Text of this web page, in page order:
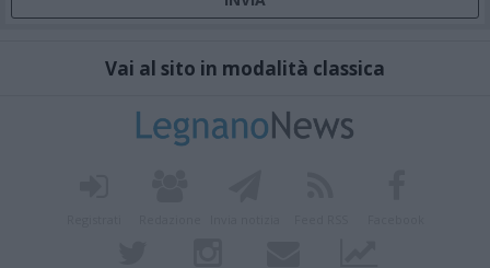
Vai al sito in modalità classica